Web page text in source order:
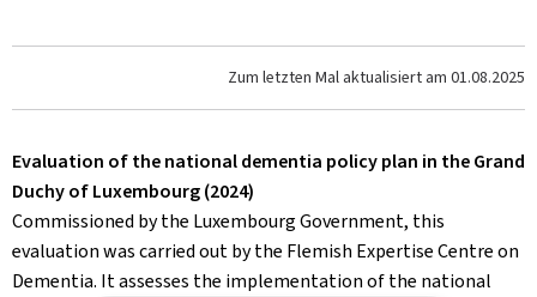
Zum letzten Mal aktualisiert am 01.08.2025
Evaluation of the national dementia policy plan in the Grand
Duchy of Luxembourg (2024)
Commissioned by the Luxembourg Government, this
evaluation was carried out by the Flemish Expertise Centre on
Dementia. It assesses the implementation of the national